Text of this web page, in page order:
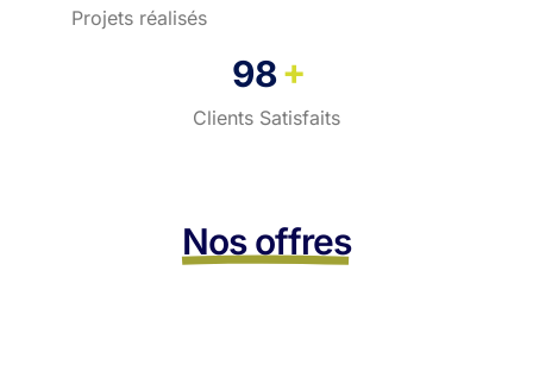
Projets réalisés
98+
Clients Satisfaits
Nos offres